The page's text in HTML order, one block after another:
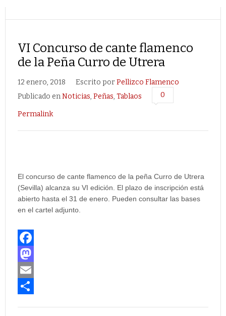
VI Concurso de cante flamenco
de la Peña Curro de Utrera
12 enero, 2018 Escrito porPellizco Flamenco
Publicado enNoticias, Peñas, Tablaos 0
Permalink
El concurso de cante flamenco de la peña Curro de Utrera
(Sevilla) alcanza su VI edición. El plazo de inscripción está
abierto hasta el 31 de enero. Pueden consultar las bases
en el cartel adjunto.
F
a
c
M
aE